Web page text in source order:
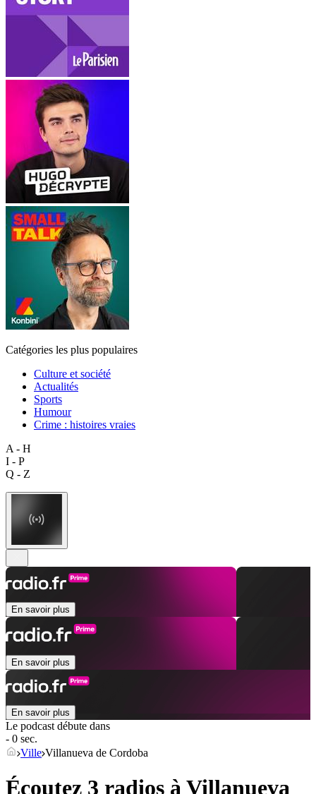
Catégories les plus populaires
Culture et société
Actualités
Sports
Humour
Crime : histoires vraies
A - H
I - P
Q - Z
En savoir plus
En savoir plus
En savoir plus
Le podcast débute dans
- 0 sec.
Ville Villanueva de Cordoba
Écoutez 3 radios à Villanueva